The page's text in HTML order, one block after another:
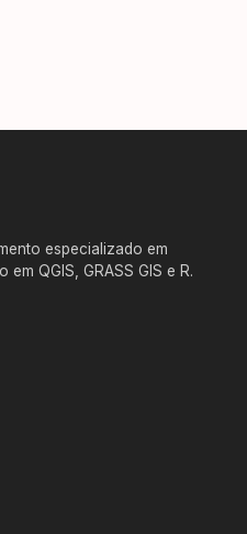
especializado em
QGIS, GRASS GIS e R.